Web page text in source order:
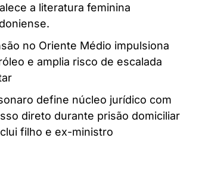
a literatura feminina
no Oriente Médio impulsiona
e amplia risco de escalada
define núcleo jurídico com
direto durante prisão domiciliar
filho e ex-ministro